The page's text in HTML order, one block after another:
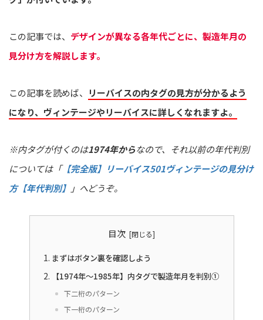
この記事では、 デザインが異なる各年代ごとに、製造年月の
見分け方を解説します。
この記事を読めば、
リーバイスの内タグの見方が分かるよう
になり、ヴィンテージやリーバイスに詳しくなれますよ。
※内タグが付くのは1974年からなので、それ以前の年代判別
については「【完全版】リーバイス501ヴィンテージの見分け
方【年代判別】 」へどうぞ。
目次
まずはボタン裏を確認しよう
【1974年〜1985年】内タグで製造年月を判別①
下二桁のパターン
下一桁のパターン